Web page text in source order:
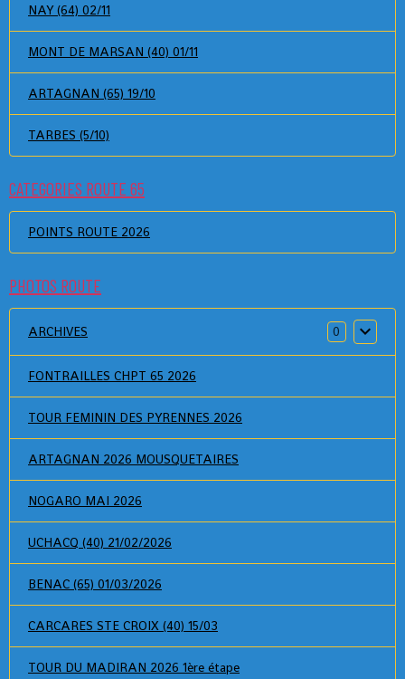
NAY (64) 02/11
MONT DE MARSAN (40) 01/11
ARTAGNAN (65) 19/10
TARBES (5/10)
CATEGORIES ROUTE 65
POINTS ROUTE 2026
PHOTOS ROUTE
ARCHIVES 0
FONTRAILLES CHPT 65 2026
TOUR FEMININ DES PYRENNES 2026
ARTAGNAN 2026 MOUSQUETAIRES
NOGARO MAI 2026
UCHACQ (40) 21/02/2026
BENAC (65) 01/03/2026
CARCARES STE CROIX (40) 15/03
TOUR DU MADIRAN 2026 1ère étape